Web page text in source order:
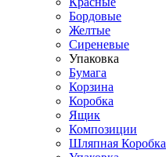
Бордовые
Желтые
Сиреневые
Упаковка
Бумага
Корзина
Коробка
Ящик
Композиции
Шляпная Коробка